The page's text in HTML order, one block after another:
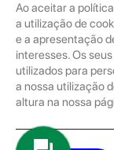
Ao aceitar a
a utilização de
e a apresentação
interesses. Os
utilizados para
a nossa utilização
altura na nossa
Alameda Dr.
Rua